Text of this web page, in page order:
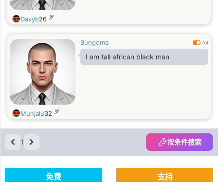
Davyb26 岁
Bungoma 0.4
I am tall african black man
Munjalu32 岁
1 按条件搜索
免费 支持